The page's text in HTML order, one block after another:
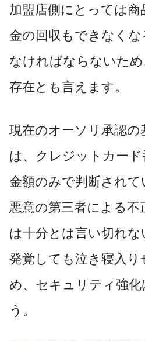
加盟店側にとっては商
金の回収もできなく
なければならないた
存在とも言えます。
現在のオーソリ承認の
は、クレジットカード
金額のみで判断されて
悪意の第三者による不
は十分とは言い切れ
発覚しても泣き寝入り
め、セキュリティ強
う。